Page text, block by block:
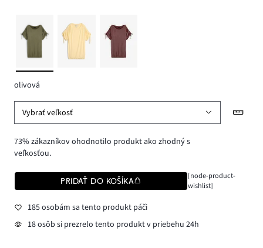
olivová
Vybrať veľkosť
73% zákazníkov ohodnotilo produkt ako zhodný s
veľkosťou.
PRIDAŤ DO KOŠÍKA
[node-product-
wishlist]
185 osobám sa tento produkt páči
18 osôb si prezrelo tento produkt v priebehu 24h